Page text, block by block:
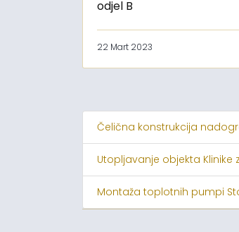
odjel B
22 Mart 2023
Čelična konstrukcija
Utopljavanje objekta
Montaža toplotnih pumpi